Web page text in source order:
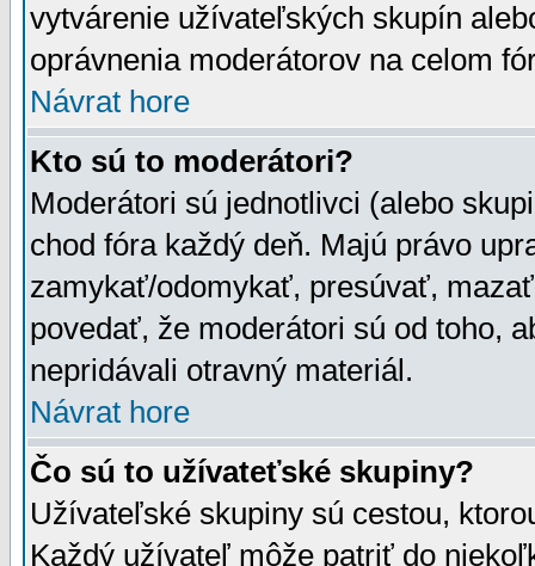
vytvárenie užívateľských skupín
oprávnenia moderátorov na celom
Návrat hore
Kto sú to moderátori?
Moderátori sú jednotlivci (alebo
chod fóra každý deň. Majú právo
zamykať/odomykať, presúvať,
povedať, že moderátori sú od toho,
nepridávali otravný materiál.
Návrat hore
Čo sú to užívateťské skupiny?
Užívateľské skupiny sú cestou,
Každý užívateľ môže patriť do